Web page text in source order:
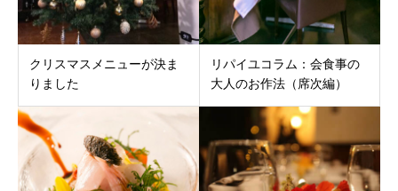
クリスマスメニューが決ま
りました
リパイユコラム：会食事の
大人のお作法（席次編）